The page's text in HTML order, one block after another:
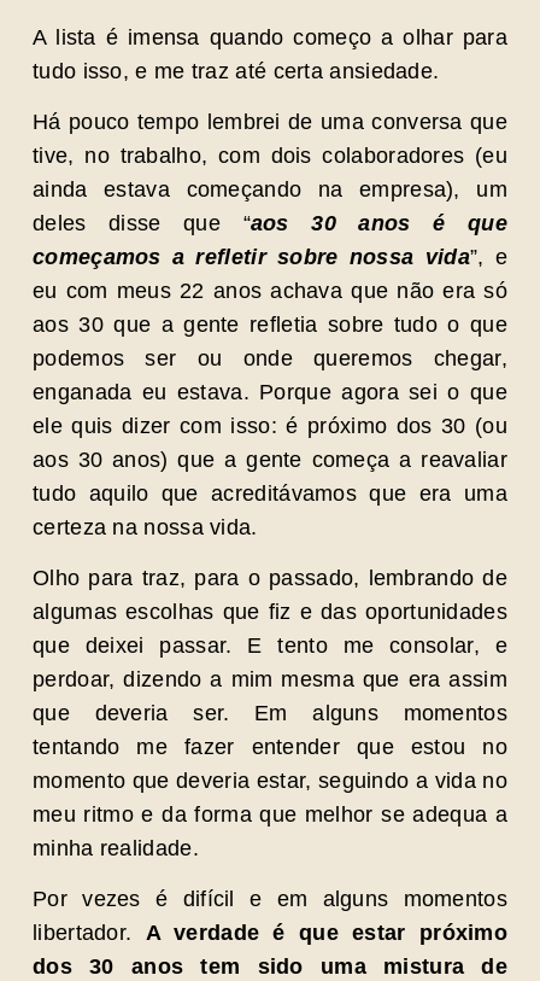
A lista é imensa quando começo a olhar para
tudo isso, e me traz até certa ansiedade.
Há pouco tempo lembrei de uma conversa que
tive, no trabalho, com dois colaboradores (eu
ainda estava começando na empresa), um
deles disse que “aos 30 anos é que
começamos a refletir sobre nossa vida”, e
eu com meus 22 anos achava que não era só
aos 30 que a gente refletia sobre tudo o que
podemos ser ou onde queremos chegar,
enganada eu estava. Porque agora sei o que
ele quis dizer com isso: é próximo dos 30 (ou
aos 30 anos) que a gente começa a reavaliar
tudo aquilo que acreditávamos que era uma
certeza na nossa vida.
Olho para traz, para o passado, lembrando de
algumas escolhas que fiz e das oportunidades
que deixei passar. E tento me consolar, e
perdoar, dizendo a mim mesma que era assim
que deveria ser. Em alguns momentos
tentando me fazer entender que estou no
momento que deveria estar, seguindo a vida no
meu ritmo e da forma que melhor se adequa a
minha realidade.
Por vezes é difícil e em alguns momentos
libertador. A verdade é que estar próximo
dos 30 anos tem sido uma mistura de